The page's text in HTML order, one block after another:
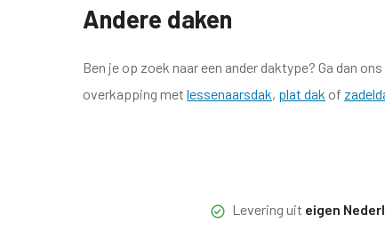
Andere daken
Ben je op zoek naar een ander daktype? Ga dan
overkapping met lessenaarsdak, plat dak of
Levering uit eigen